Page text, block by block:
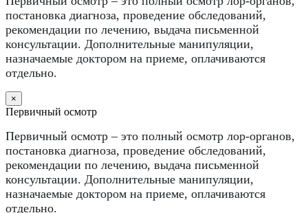
постановка диагноза, проведение обследований,
рекомендации по лечению, выдача письменной
консультации. Дополнительные манипуляции,
назначаемые доктором на приеме, оплачиваются
отдельно.
×
Первичный осмотр
Первичный осмотр – это полный осмотр лор-органов,
постановка диагноза, проведение обследований,
рекомендации по лечению, выдача письменной
консультации. Дополнительные манипуляции,
назначаемые доктором на приеме, оплачиваются
отдельно.